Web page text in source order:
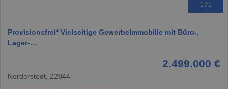
1 / 1
Provisionsfrei* Vielseitige GewerbeImmobilie mit Büro-,
Lager-…
2.499.000 €
Norderstedt, 22844